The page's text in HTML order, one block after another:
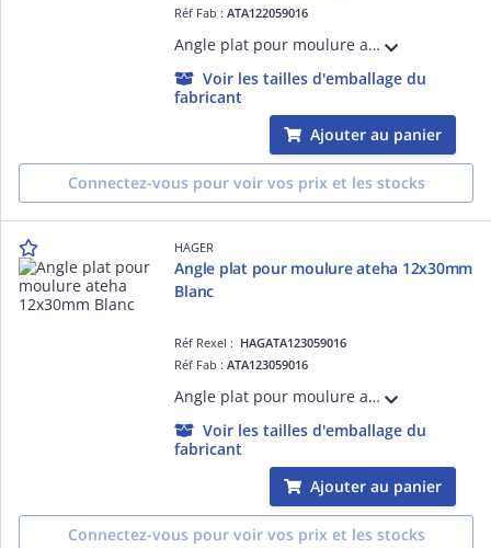
Réf Fab :ATA122059016
Angle plat pour moulure ateha 12x20mm Blanc. Permet la jonction à 90° de deux moulures de même section, de masquer les défauts de coupe et de respecter l'indice de protection.
Voir les tailles d'emballage du
fabricant
Ajouter au panier
Connectez-vous pour voir vos prix et les stocks
HAGER
Angle plat pour moulure ateha 12x30mm
Blanc
Réf Rexel : HAGATA123059016
Réf Fab :ATA123059016
Angle plat pour moulure ateha 12x30mm Blanc. Permet la jonction à 90° de deux moulures de même section, de masquer les défauts de coupe et de respecter l'indice de protection.
Voir les tailles d'emballage du
fabricant
Ajouter au panier
Connectez-vous pour voir vos prix et les stocks